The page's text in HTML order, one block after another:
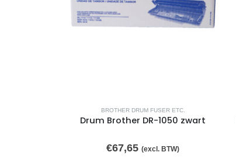
BROTHER DRUM FUSER ETC.
Drum Brother DR-1050 zwart
€67,65 (excl. BTW)